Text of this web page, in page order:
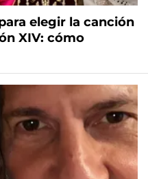
elegir la canción
XIV: cómo